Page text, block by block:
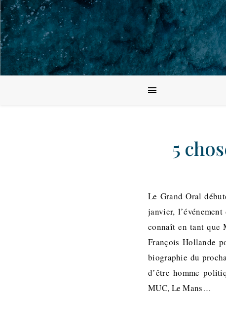
5
Le Grand Oral
janvier,
connaît en tant que
François Hollande
biographie du
d’être homme
MUC, Le Mans…